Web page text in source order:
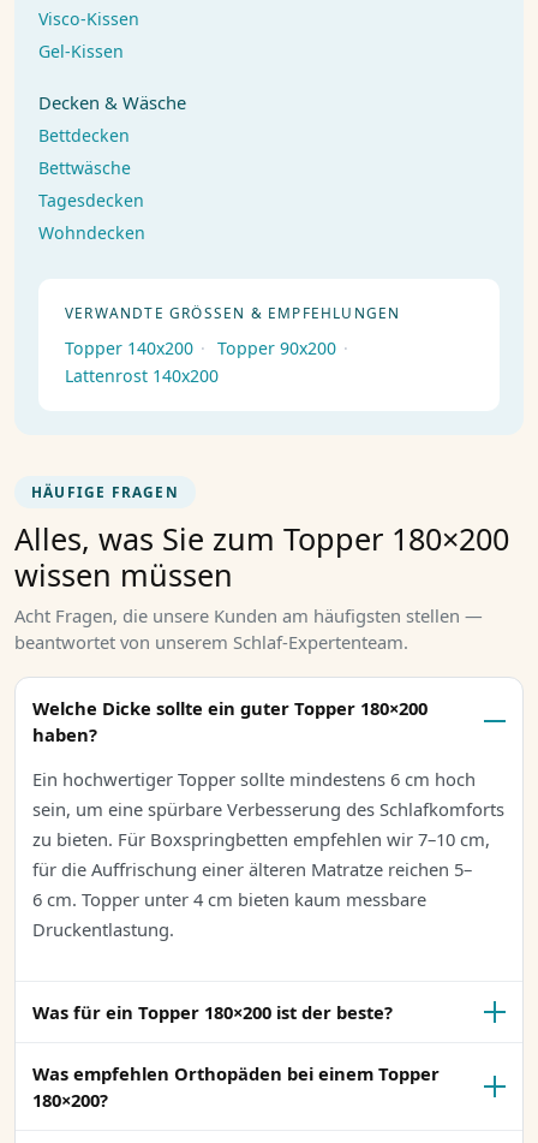
Visco-Kissen
Gel-Kissen
Decken & Wäsche
Bettdecken
Bettwäsche
Tagesdecken
Wohndecken
VERWANDTE GRÖSSEN & EMPFEHLUNGEN
Topper 140x200 · Topper 90x200 ·
Lattenrost 140x200
HÄUFIGE FRAGEN
Alles, was Sie zum Topper 180×200
wissen müssen
Acht Fragen, die unsere Kunden am häufigsten stellen —
beantwortet von unserem Schlaf-Expertenteam.
Welche Dicke sollte ein guter Topper 180×200
haben?
Ein hochwertiger Topper sollte mindestens 6 cm hoch
sein, um eine spürbare Verbesserung des Schlafkomforts
zu bieten. Für Boxspringbetten empfehlen wir 7–10 cm,
für die Auffrischung einer älteren Matratze reichen 5–
6 cm. Topper unter 4 cm bieten kaum messbare
Druckentlastung.
Was für ein Topper 180×200 ist der beste?
Was empfehlen Orthopäden bei einem Topper
180×200?